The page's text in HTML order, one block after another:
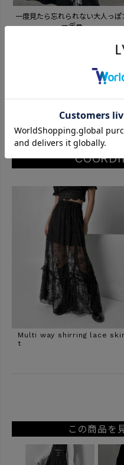
一度見たら忘れられない大人っぽ
ーデ💋
Multi way shirring lace skir
t
この商品を